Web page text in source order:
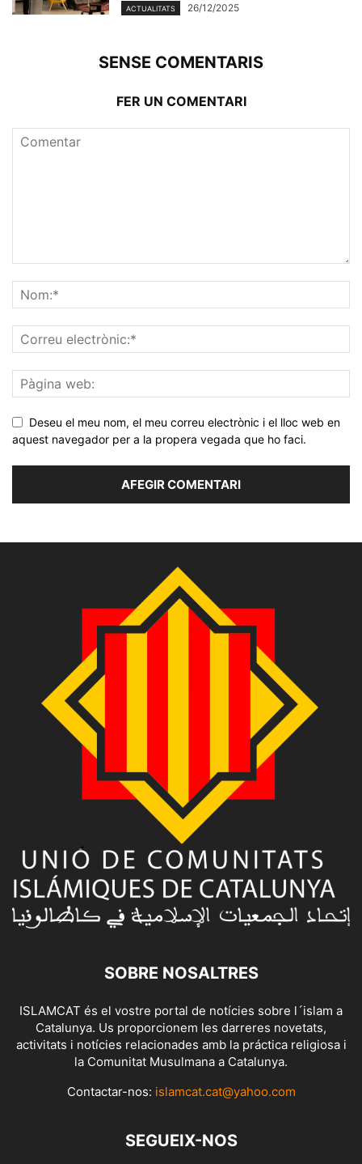
ACTUALITATS 26/12/2025
SENSE COMENTARIS
FER UN COMENTARI
Deseu el meu nom, el meu correu electrònic i el lloc web en
aquest navegador per a la propera vegada que ho faci.
SOBRE NOSALTRES
ISLAMCAT és el vostre portal de notícies sobre l´islam a
Catalunya. Us proporcionem les darreres novetats,
activitats i notícies relacionades amb la práctica religiosa i
la Comunitat Musulmana a Catalunya.
Contactar-nos: islamcat.cat@yahoo.com
SEGUEIX-NOS